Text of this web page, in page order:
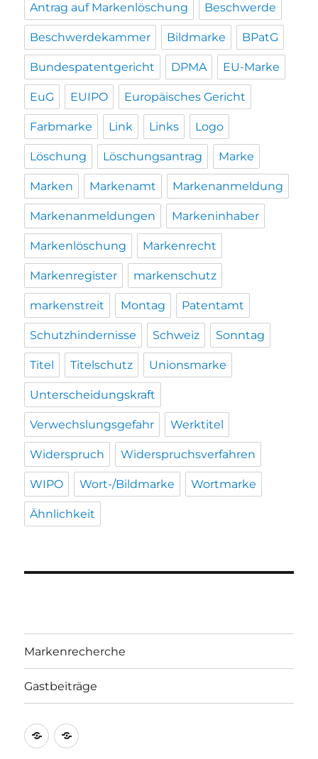
Antrag auf Markenlöschung Beschwerde
Beschwerdekammer Bildmarke BPatG
Bundespatentgericht DPMA EU-Marke
EuG EUIPO Europäisches Gericht
Farbmarke Link Links Logo
Löschung Löschungsantrag Marke
Marken Markenamt Markenanmeldung
Markenanmeldungen Markeninhaber
Markenlöschung Markenrecht
Markenregister markenschutz
markenstreit Montag Patentamt
Schutzhindernisse Schweiz Sonntag
Titel Titelschutz Unionsmarke
Unterscheidungskraft
Verwechslungsgefahr Werktitel
Widerspruch Widerspruchsverfahren
WIPO Wort-/Bildmarke Wortmarke
Ähnlichkeit
Markenrecherche
Gastbeiträge
Markenrecherche
Gastbeiträge